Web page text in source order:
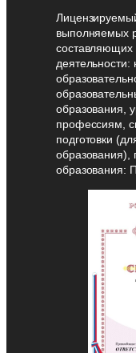
выполняемых
составляющих
деятельности:
образования,
профессиям,
подготовки
образования),
образования: